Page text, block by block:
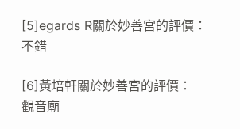
[5]egards R關於妙善宮的評價：
不錯
[6]黃培軒關於妙善宮的評價：
觀音廟